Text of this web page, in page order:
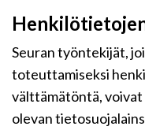
Seuran työntekijät,
toteuttamiseksi
välttämätöntä, voivat
olevan